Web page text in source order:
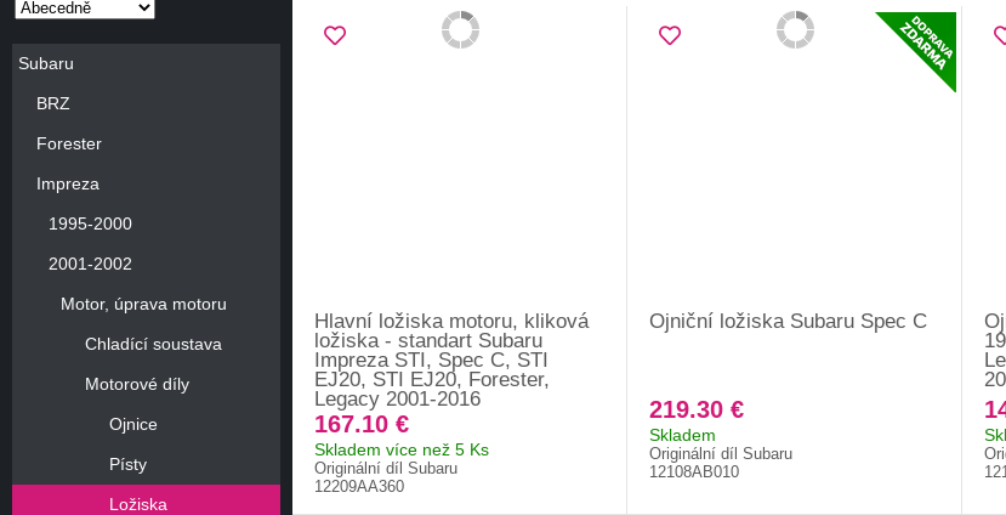
Subaru
BRZ
Forester
Impreza
1995-2000
2001-2002
Motor, úprava motoru
Chladící soustava
Motorové díly
Ojnice
Písty
Ložiska
Hlavní ložiska motoru, kliková
ložiska - standart Subaru
Impreza STI, Spec C, STI
EJ20, STI EJ20, Forester,
Legacy 2001-2016
167.10 €
Skladem více než 5 Ks
Originální díl Subaru
12209AA360
Ojniční ložiska Subaru Spec C
219.30 €
Skladem
Originální díl Subaru
12108AB010